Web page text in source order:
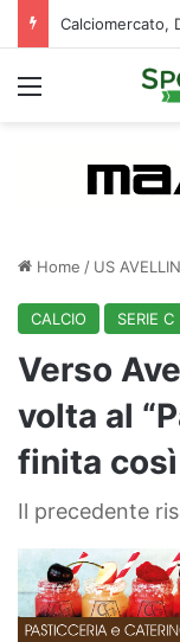
Menu
Home / US
CALCIO SERIE C
Verso
volta al
finita così
Il precedente